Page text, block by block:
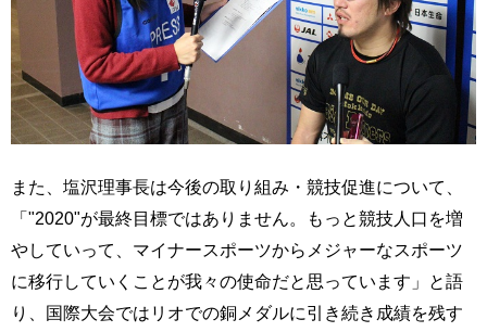
また、塩沢理事長は今後の取り組み・競技促進について、
「"2020"が最終目標ではありません。もっと競技人口を増
やしていって、マイナースポーツからメジャーなスポーツ
に移行していくことが我々の使命だと思っています」と語
り、国際大会ではリオでの銅メダルに引き続き成績を残す